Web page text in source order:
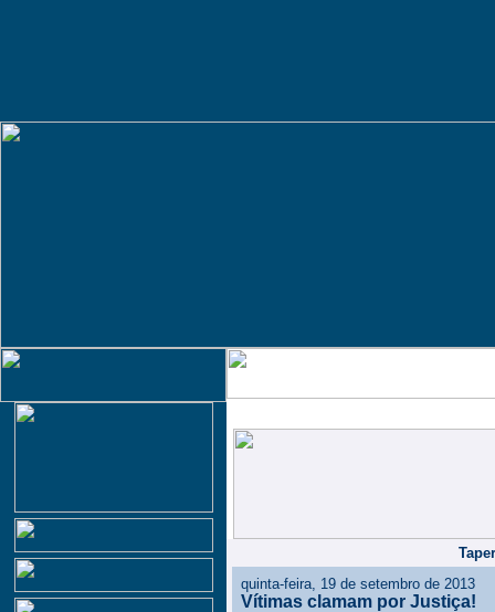
quinta-feira, 19 de setembro de 2013
Vítimas clamam por Justiça!